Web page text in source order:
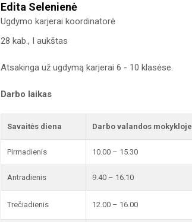
Edita Selenienė
Ugdymo karjerai koordinatorė
28 kab., I aukštas
Atsakinga už ugdymą karjerai 6 - 10 klasėse.
Darbo laikas
Savaitės diena Darbo valandos mokykloje
Pirmadienis 10.00 – 15.30
Antradienis 9.40 – 16.10
Trečiadienis 12.00 – 16.00